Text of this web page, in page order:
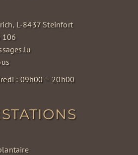
L-8437 Steinfort
106
: 09h00 – 20h00